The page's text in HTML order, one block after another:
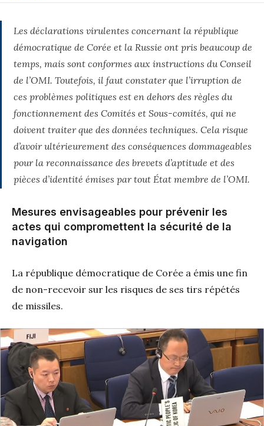
Les déclarations virulentes concernant la république
démocratique de Corée et la Russie ont pris beaucoup de
temps, mais sont conformes aux instructions du Conseil
de l’OMI. Toutefois, il faut constater que l’irruption de
ces problèmes politiques est en dehors des règles du
fonctionnement des Comités et Sous-comités, qui ne
doivent traiter que des données techniques. Cela risque
d’avoir ultérieurement des conséquences dommageables
pour la reconnaissance des brevets d’aptitude et des
pièces d’identité émises par tout État membre de l’OMI.
Mesures envisageables pour prévenir les
actes qui compromettent la sécurité de la
navigation
La république démocratique de Corée a émis une fin
de non-recevoir sur les risques de ses tirs répétés
de missiles.